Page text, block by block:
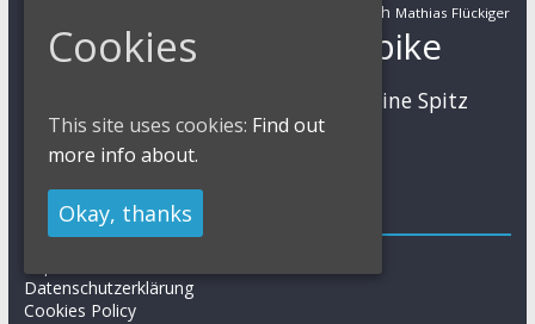
Martin Gluth Mathias Flückiger
Max Brandl Moritz Milatz
Mountainbike
Sabine Spitz
Simon Stiebjahn UCI Urs Huber
Impressum
Datenschutzerklärung
Cookies Policy
Cookies
This site uses cookies: Find out
more info about.
Okay, thanks